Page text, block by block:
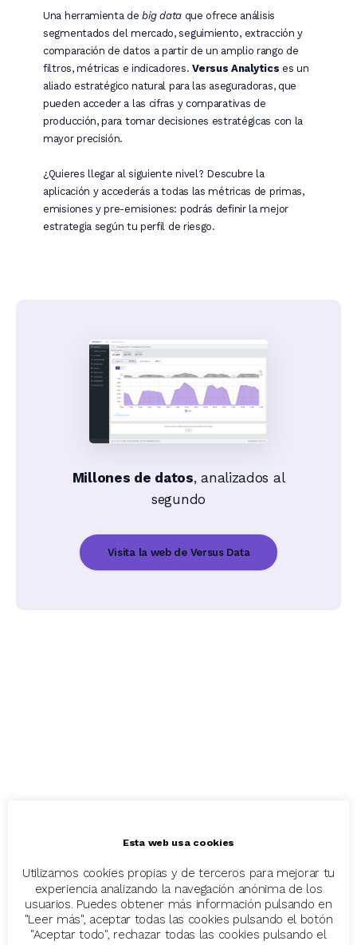
Una herramienta debig dataque ofrece análisis
segmentados del mercado, seguimiento, extracción y
comparación de datos a partir de un amplio rango de
filtros, métricas e indicadores.Versus Analytics es un
aliado estratégico natural para las aseguradoras, que
pueden acceder a las cifras y comparativas de
producción, para tomar decisiones estratégicas con la
mayor precisión.
¿Quieres llegar al siguiente nivel? Descubre la
aplicación y accederás a todas las métricas de primas,
emisiones y pre-emisiones: podrás definir la mejor
estrategia según tu perfil de riesgo.
Millones de datos, analizados al
segundo
Visita la web de Versus Data
Esta web usa cookies
Utilizamos cookies propias y de terceros para mejorar tu
experiencia analizando la navegación anónima de los
usuarios. Puedes obtener más información pulsando en
"Leer más", aceptar todas las cookies pulsando el botón
"Aceptar todo", rechazar todas las cookies pulsando el